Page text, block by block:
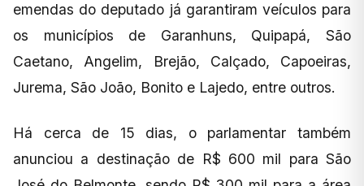
emendas do deputado já garantiram veículos para
os municípios de Garanhuns, Quipapá, São
Caetano, Angelim, Brejão, Calçado, Capoeiras,
Jurema, São João, Bonito e Lajedo, entre outros.
Há cerca de 15 dias, o parlamentar também
anunciou a destinação de R$ 600 mil para São